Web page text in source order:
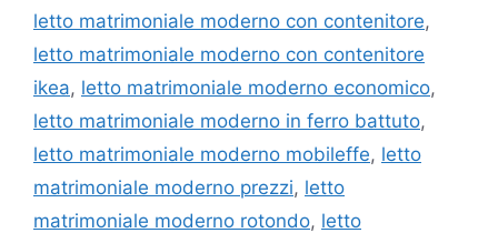
letto matrimoniale moderno con contenitore,
letto matrimoniale moderno con contenitore
ikea, letto matrimoniale moderno economico,
letto matrimoniale moderno in ferro battuto,
letto matrimoniale moderno mobileffe, letto
matrimoniale moderno prezzi, letto
matrimoniale moderno rotondo, letto